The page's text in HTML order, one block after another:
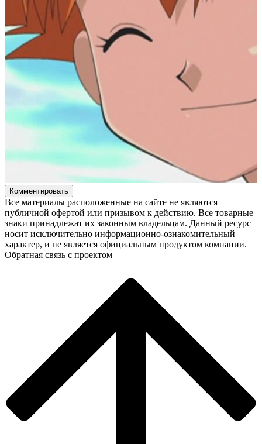
Комментировать
Все материалы расположенные на сайте не являются
публичной офертой или призывом к действию. Все товарные
знаки принадлежат их законным владельцам. Данный ресурс
носит исключительно информационно-ознакомительный
характер, и не является официальным продуктом компании.
Обратная связь с проектом